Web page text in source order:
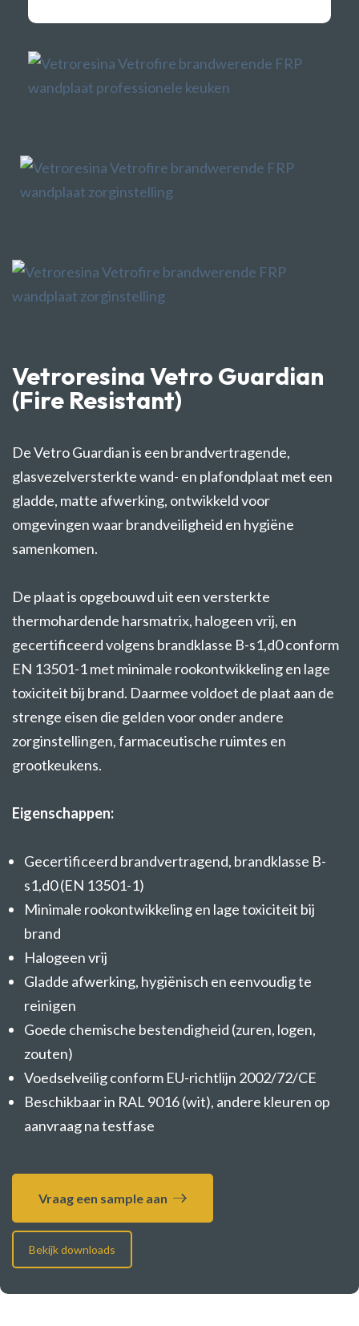
Vetroresina Vetro Guardian
(Fire Resistant)
De Vetro Guardian is een brandvertragende,
glasvezelversterkte wand- en plafondplaat met een
gladde, matte afwerking, ontwikkeld voor
omgevingen waar brandveiligheid en hygiëne
samenkomen.
De plaat is opgebouwd uit een versterkte
thermohardende harsmatrix, halogeen vrij, en
gecertificeerd volgens brandklasse B-s1,d0 conform
EN 13501-1 met minimale rookontwikkeling en lage
toxiciteit bij brand. Daarmee voldoet de plaat aan de
strenge eisen die gelden voor onder andere
zorginstellingen, farmaceutische ruimtes en
grootkeukens.
Eigenschappen:
Gecertificeerd brandvertragend, brandklasse B-
s1,d0 (EN 13501-1)
Minimale rookontwikkeling en lage toxiciteit bij
brand
Halogeen vrij
Gladde afwerking, hygiënisch en eenvoudig te
reinigen
Goede chemische bestendigheid (zuren, logen,
zouten)
Voedselveilig conform EU-richtlijn 2002/72/CE
Beschikbaar in RAL 9016 (wit), andere kleuren op
aanvraag na testfase
Vraag een sample aan
Bekijk downloads